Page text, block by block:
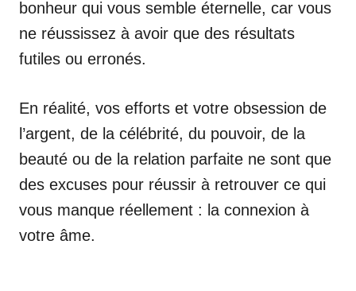
bonheur qui vous semble éternelle, car vous
ne réussissez à avoir que des résultats
futiles ou erronés.
En réalité, vos efforts et votre obsession de
l’argent, de la célébrité, du pouvoir, de la
beauté ou de la relation parfaite ne sont que
des excuses pour réussir à retrouver ce qui
vous manque réellement : la connexion à
votre âme.